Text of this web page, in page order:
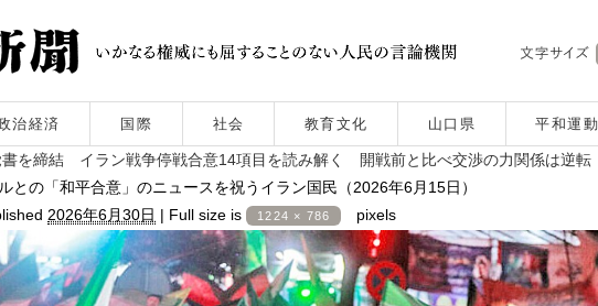
治経済 国際 社会 教育文化 山口県 平和運動
書を締結 イラン戦争停戦合意14項目を読み解く 開戦前と比べ交渉の力関係は逆転
との「和平合意」のニュースを祝うイラン国民（2026年6月15日）
2026年6月30日 | Full size is 1224 × 786 pixels